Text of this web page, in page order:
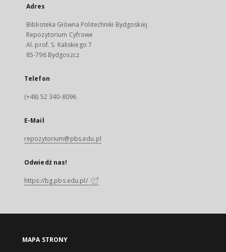
Adres
Biblioteka Główna Politechniki Bydgoskiej
Repozytorium Cyfrowe
Al. prof. S. Kaliskiego 7
85-796 Bydgoszcz
Telefon
(+48) 52 340-8096
E-Mail
repozytorium@pbs.edu.pl
Odwiedź nas!
https://bg.pbs.edu.pl/
MAPA STRONY